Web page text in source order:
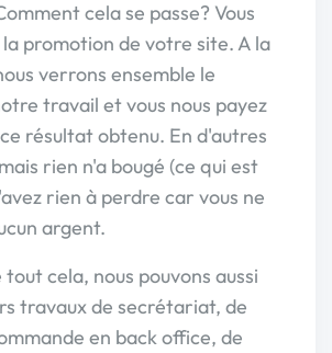
cela se passe? Vous
la promotion de votre site. A la
verrons ensemble le
travail et vous nous payez
résultat obtenu. En d'autres
rien n'a bougé (ce qui est
rien à perdre car vous ne
argent.
cela, nous pouvons aussi
travaux de secrétariat, de
en back office, de